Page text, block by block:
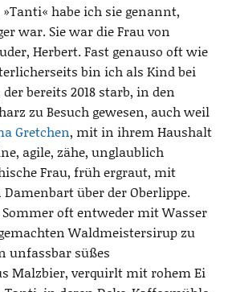
habe ich sie genannt,
war. Sie war die Frau von
Herbert. Fast genauso oft wie
bin ich als Kind bei
bereits 2018 starb, in den
zu Besuch gewesen, auch weil
Gretchen, mit in ihrem Haushalt
agile, zähe, unglaublich
Frau, früh ergraut, mit
über der Oberlippe.
oft entweder mit Wasser
Waldmeistersirup zu
unfassbar süßes
Malzbier, verquirlt mit rohem Ei